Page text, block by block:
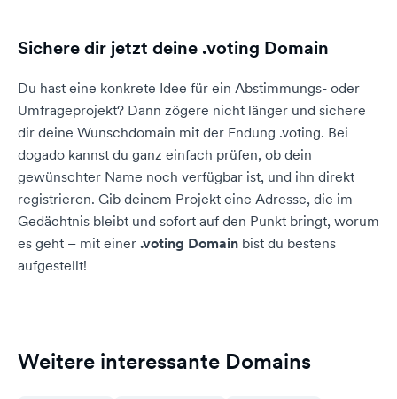
Sichere dir jetzt deine .voting Domain
Du hast eine konkrete Idee für ein Abstimmungs- oder
Umfrageprojekt? Dann zögere nicht länger und sichere
dir deine Wunschdomain mit der Endung .voting. Bei
dogado kannst du ganz einfach prüfen, ob dein
gewünschter Name noch verfügbar ist, und ihn direkt
registrieren. Gib deinem Projekt eine Adresse, die im
Gedächtnis bleibt und sofort auf den Punkt bringt, worum
es geht – mit einer .voting Domain bist du bestens
aufgestellt!
Weitere interessante Domains